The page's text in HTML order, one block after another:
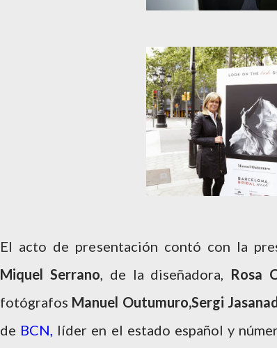
El acto de presentación contó con la
Miquel Serrano , de la diseñadora, Rosa
fotógrafos Manuel Outumuro,Sergi
de BCN, líder en el estado español y